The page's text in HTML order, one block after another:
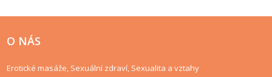
O NÁS
Erotické masáže, Sexuální zdraví, Sexualita a vztahy